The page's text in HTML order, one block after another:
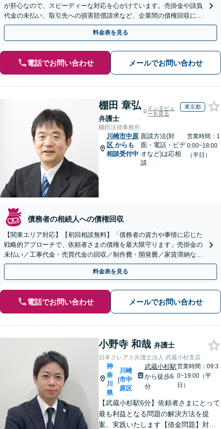
が肝心なので、スピーディーな対応を心がけています。売掛金や請負
代金の未払い、取引先への損害賠償請求など、企業間の債権回収に幅
広く対応「フリーランスの報酬未払いもご相談ください」
料金表を見る
電話でお問い合わせ メールでお問い合わせ
棚田 章弘
弁護士
インタビュ
ーを見る
東京都
棚田法律事務所
川崎市中原
区 からも
相談受付中
面談方法(対
面・電話・ビデ
オなど)は応相
談
営業時間：1
0:00~18:00
（平日）
債務者の相続人への債権回収
【関東エリア対応】【初回相談無料】「債務者の資力や事情に応じた
戦略的アプローチで、依頼者さまの債権を最大限守ります」売掛金の
未払い／工事代金・売買代金の回収／制作費・開発費／家賃滞納な
ど、事業活動で発生するあらゆる債権回収に実績あり
料金表を見る
電話でお問い合わせ メールでお問い合わせ
小野寺 和哉 弁護士
日本クレアス弁護士法人 武蔵小杉支店
神
奈
川
県
|
川崎
市中
原区
武蔵小杉駅
から徒歩6
分
営業時間：09:3
0~19:00（平
日）
【武蔵小杉駅6分】依頼者さまにとって
最も利益となる問題の解決方法を提
案、実践いたします【借金問題】対応